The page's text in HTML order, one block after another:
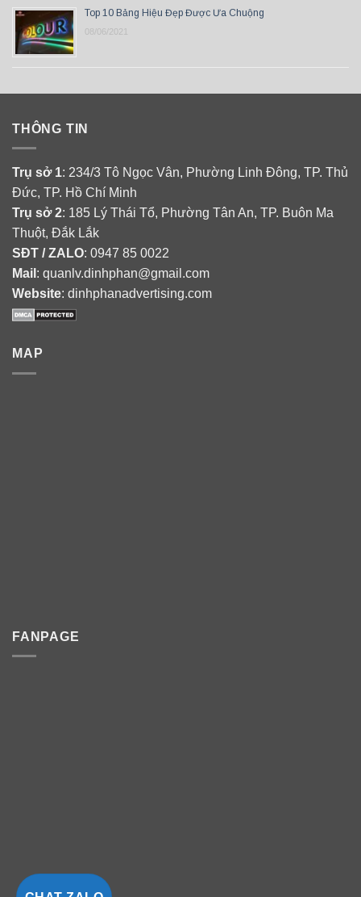
Top 10 Bảng Hiệu Đẹp Được Ưa Chuộng
08/06/2021
THÔNG TIN
Trụ sở 1: 234/3 Tô Ngọc Vân, Phường Linh Đông, TP. Thủ
Đức, TP. Hồ Chí Minh
Trụ sở 2: 185 Lý Thái Tổ, Phường Tân An, TP. Buôn Ma
Thuột, Đắk Lắk
SĐT / ZALO: 0947 85 0022
Mail : quanlv.dinhphan@gmail.com
Website: dinhphanadvertising.com
MAP
FANPAGE